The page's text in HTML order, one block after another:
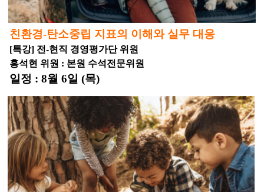
친환경-탄소중립 지표의 이해와 실무 대응
[특강] 전-현직 경영평가단 위원
홍석현 위원 : 본원 수석전문위원
일정 : 8월 6일 (목)